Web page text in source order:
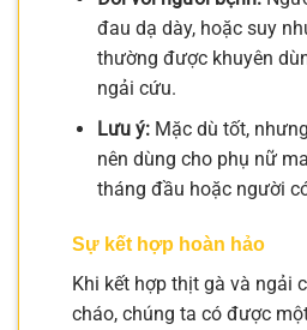
đau dạ dày, hoặc suy
thường được khuyên
ngải cứu.
Lưu ý:Mặc dù tốt,
nên dùng cho phụ nữ
tháng đầu hoặc người
Sự kết hợp hoàn hảo
Khi kết hợp thịt gà và ngải
cháo, chúng ta có được